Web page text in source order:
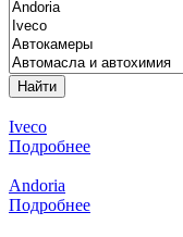
Найти
Iveco
Подробнее
Andoria
Подробнее